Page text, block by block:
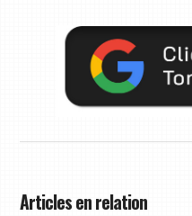
Articles en relation